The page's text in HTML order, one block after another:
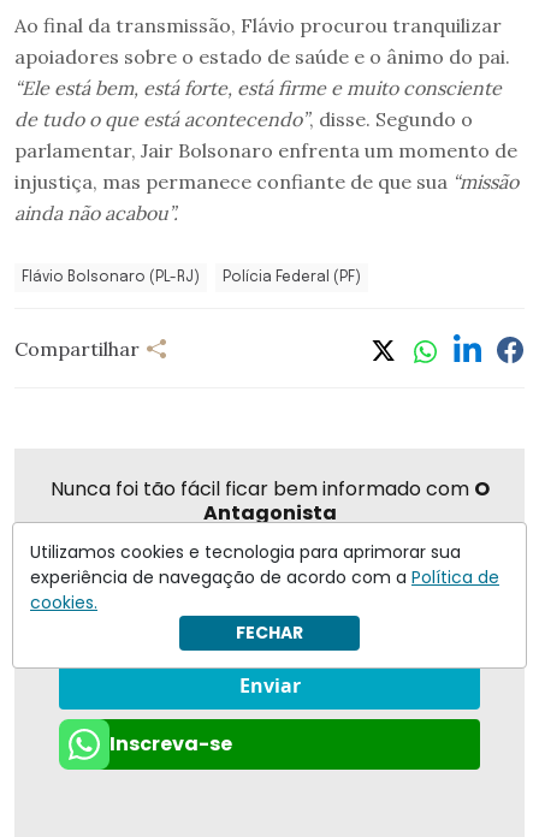
Ao final da transmissão, Flávio procurou tranquilizar
apoiadores sobre o estado de saúde e o ânimo do pai.
“Ele está bem, está forte, está firme e muito consciente
de tudo o que está acontecendo”, disse. Segundo o
parlamentar, Jair Bolsonaro enfrenta um momento de
injustiça, mas permanece confiante de que sua “missão
ainda não acabou”.
Flávio Bolsonaro (PL-RJ) Polícia Federal (PF)
Compartilhar
Nunca foi tão fácil ficar bem informado com O
Antagonista
Eu concordo em receber notificações | Para obter mais
Política de Privacidade
Enviar
Inscreva-se
Utilizamos cookies e tecnologia para aprimorar sua
experiência de navegação de acordo com a Política de
cookies.
FECHAR